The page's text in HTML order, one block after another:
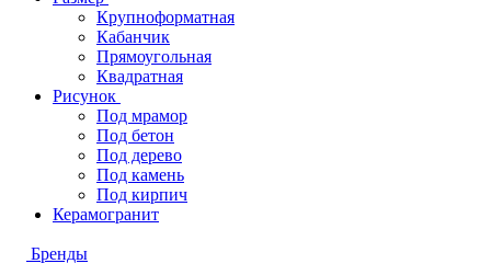
Крупноформатная
Кабанчик
Прямоугольная
Квадратная
Рисунок
Под мрамор
Под бетон
Под дерево
Под камень
Под кирпич
Керамогранит
Бренды